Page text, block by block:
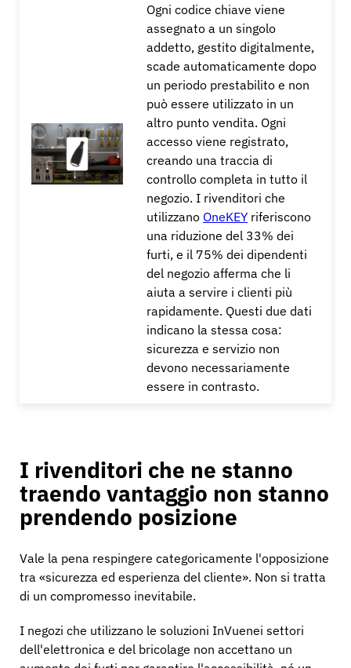
Ogni codice chiave viene
assegnato a un singolo
addetto, gestito digitalmente,
scade automaticamente dopo
un periodo prestabilito e non
può essere utilizzato in un
altro punto vendita. Ogni
accesso viene registrato,
creando una traccia di
controllo completa in tutto il
negozio. I rivenditori che
utilizzano OneKEY riferiscono
una riduzione del 33% dei
furti, e il 75% dei dipendenti
del negozio afferma che li
aiuta a servire i clienti più
rapidamente. Questi due dati
indicano la stessa cosa:
sicurezza e servizio non
devono necessariamente
essere in contrasto.
I rivenditori che ne stanno
traendo vantaggio non stanno
prendendo posizione
Vale la pena respingere categoricamente l'opposizione
tra «sicurezza ed esperienza del cliente». Non si tratta
di un compromesso inevitabile.
I negozi che utilizzano le soluzioni InVuenei settori
dell'elettronica e del bricolage non accettano un